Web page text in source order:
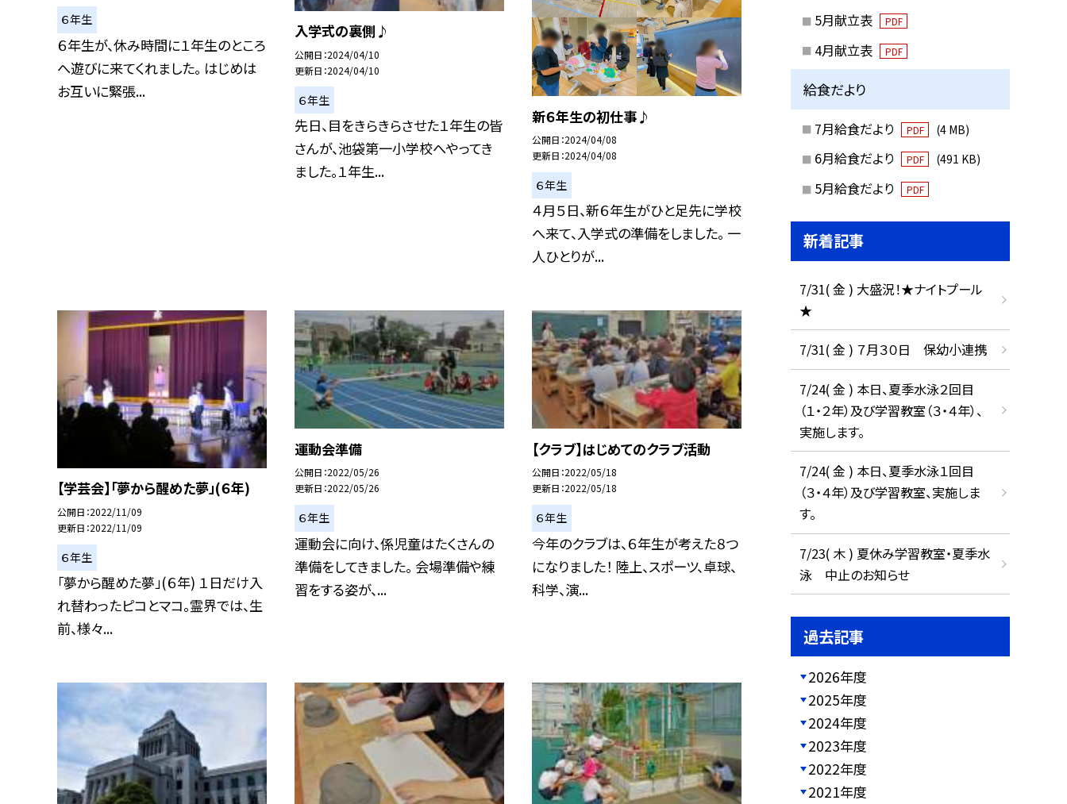
６年生
６年生が、休み時間に１年生のところ
へ遊びに来てくれました。 はじめは
お互いに緊張...
入学式の裏側♪
公開日 2024/04/10
更新日 2024/04/10
６年生
先日、目をきらきらさせた１年生の皆
さんが、池袋第一小学校へやってき
ました。１年生...
新６年生の初仕事♪
公開日 2024/04/08
更新日 2024/04/08
６年生
４月５日、新６年生がひと足先に学校
へ来て、入学式の準備をしました。 一
人ひとりが...
【学芸会】「夢から醒めた夢」(６年)
公開日 2022/11/09
更新日 2022/11/09
６年生
「夢から醒めた夢」(６年) １日だけ入
れ替わったピコとマコ。霊界では、生
前、様々...
運動会準備
公開日 2022/05/26
更新日 2022/05/26
６年生
運動会に向け、係児童はたくさんの
準備をしてきました。 会場準備や練
習をする姿が、...
【クラブ】はじめてのクラブ活動
公開日 2022/05/18
更新日 2022/05/18
６年生
今年のクラブは、６年生が考えた８つ
になりました！ 陸上、スポーツ、卓球、
科学、演...
5月献立表 PDF
4月献立表 PDF
給食だより
7月給食だより PDF (4 MB)
6月給食だより PDF (491 KB)
5月給食だより PDF
新着記事
7/31( 金 ) 大盛況！★ナイトプール
★
7/31( 金 ) ７月３０日 保幼小連携
7/24( 金 ) 本日、夏季水泳２回目
（１・２年）及び学習教室（３・４年）、
実施します。
7/24( 金 ) 本日、夏季水泳１回目
（３・４年）及び学習教室、実施しま
す。
7/23( 木 ) 夏休み学習教室・夏季水
泳 中止のお知らせ
過去記事
2026年度
2025年度
2024年度
2023年度
2022年度
2021年度